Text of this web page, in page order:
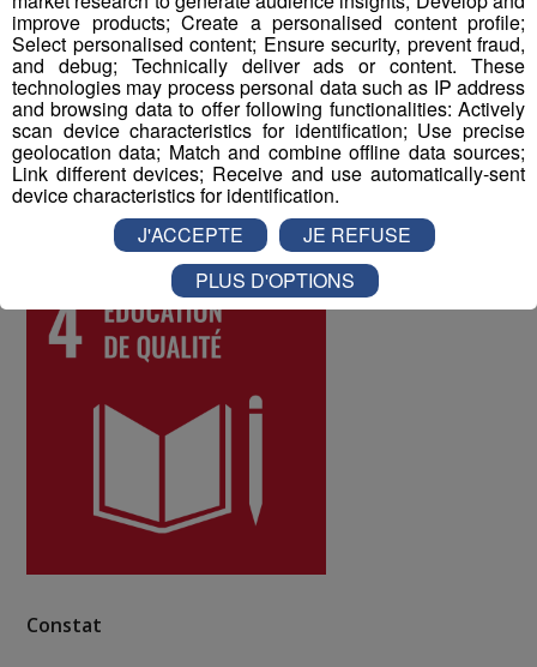
à tous les collaborateurs permet d'identifier les
difficultés qui pourraient être rencontrées par les
différents salariés, et d'y remédier. Au mois de juin 2022,
les collaborateurs ont donné une note globale de 8 sur
10 à la qualité de vie au travail au sein du Groupe Mont
Blanc Médias.
ODD numéro 4 : Education de qualité
Constat
improve products; Create a personalised content profile;
Select personalised content; Ensure security, prevent fraud,
and debug; Technically deliver ads or content. These
technologies may process personal data such as IP address
and browsing data to offer following functionalities: Actively
scan device characteristics for identification; Use precise
geolocation data; Match and combine offline data sources;
Link different devices; Receive and use automatically-sent
device characteristics for identification.
J'ACCEPTE
JE REFUSE
PLUS D'OPTIONS